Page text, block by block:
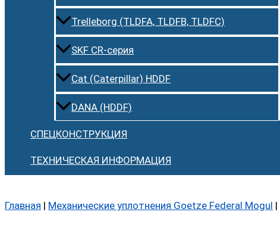
Trelleborg (TLDFA, TLDFB, TLDFC)
SKF CR-серия
Cat (Caterpillar) HDDF
DANA (HDDF)
СПЕЦКОНСТРУКЦИЯ
ТЕХНИЧЕСКАЯ ИНФОРМАЦИЯ
Главная | Механические уплотнения Goetze Federal Mogul |